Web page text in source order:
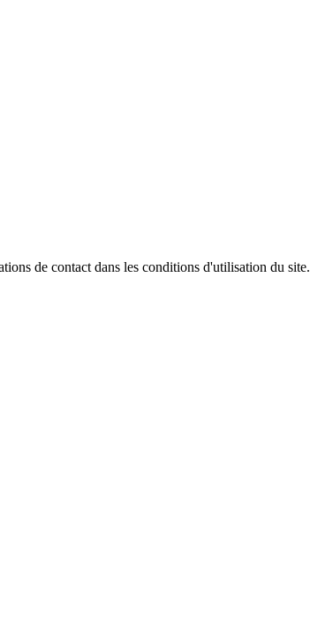
de contact dans les conditions d'utilisation du site.